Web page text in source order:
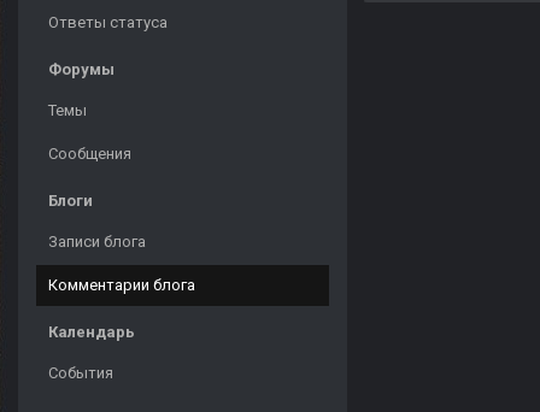
Ответы статуса
Форумы
Темы
Сообщения
Блоги
Записи блога
Комментарии блога
Календарь
События